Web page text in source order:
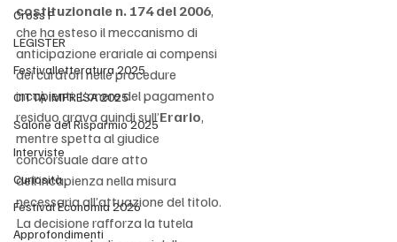
Cross F
LEGISTER
Festivalletteratura 2025
CITTÀ IMPRESA 2025
Salone del Risparmio 2025
Interviste
Curiosità
Festival Economia 2026
Approfondimenti
costituzionale n. 174 del 2006,
che ha esteso il meccanismo di
anticipazione erariale ai compensi
dei curatori nelle procedure
incapienti. L’onere del pagamento
residuo grava quindi sull’Erario,
mentre spetta al giudice
concorsuale dare atto
dell’incapienza nella misura
necessaria all’attuazione del titolo.
La decisione rafforza la tutela